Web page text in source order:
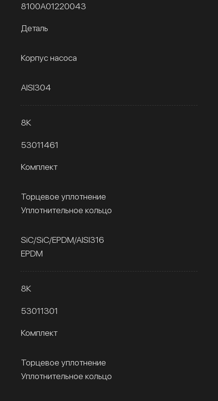
8100A01220043
Деталь
Корпус насоса
AISI304
8К
53011461
Комплект
Торцевое уплотнение
Уплотнительное кольцо
SiC/SiC/EPDM/AISI316
EPDM
8К
53011301
Комплект
Торцевое уплотнение
Уплотнительное кольцо